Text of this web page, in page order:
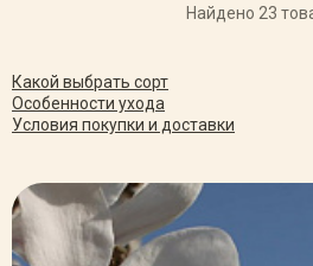
Найдено 23
Какой выбрать сорт
Особенности ухода
Условия покупки и доставки